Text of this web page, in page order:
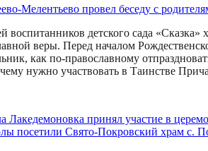
воспитанников детского сада
веры. Перед началом
как по-православному
нужно участвовать в Таинстве
Лакедемоновка принял участие в
посетили Свято-Покровский храм с.